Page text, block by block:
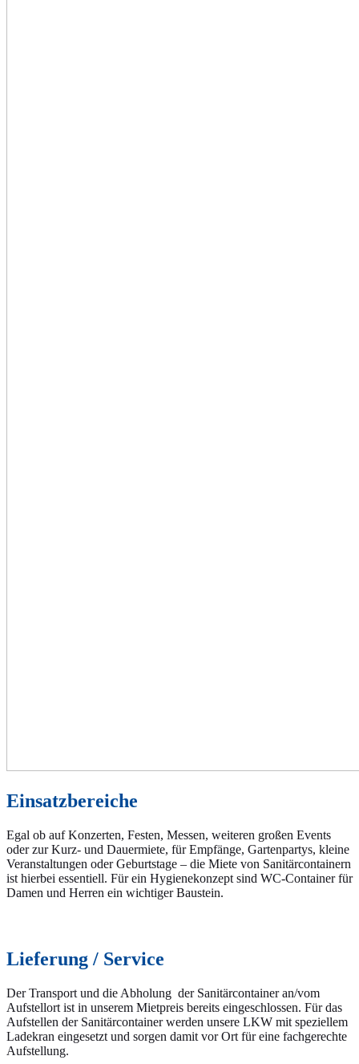
Einsatzbereiche
Egal ob auf Konzerten, Festen, Messen, weiteren großen Events
oder zur Kurz- und Dauermiete, für Empfänge, Gartenpartys, kleine
Veranstaltungen oder Geburtstage – die Miete von Sanitärcontainern
ist hierbei essentiell. Für ein Hygienekonzept sind WC-Container für
Damen und Herren ein wichtiger Baustein.
Lieferung / Service
Der Transport und die Abholung der Sanitärcontainer an/vom
Aufstellort ist in unserem Mietpreis bereits eingeschlossen. Für das
Aufstellen der Sanitärcontainer werden unsere LKW mit speziellem
Ladekran eingesetzt und sorgen damit vor Ort für eine fachgerechte
Aufstellung.